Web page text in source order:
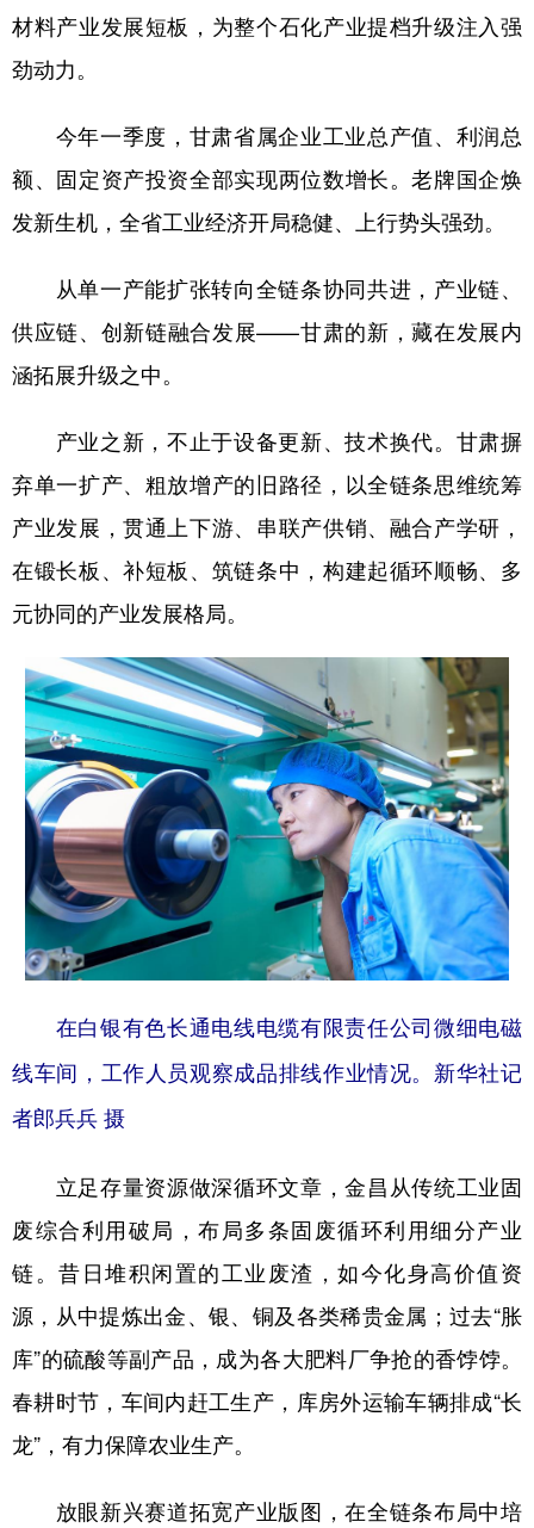
材料产业发展短板，为整个石化产业提档升级注入强
劲动力。
今年一季度，甘肃省属企业工业总产值、利润总
额、固定资产投资全部实现两位数增长。老牌国企焕
发新生机，全省工业经济开局稳健、上行势头强劲。
从单一产能扩张转向全链条协同共进，产业链、
供应链、创新链融合发展——甘肃的新，藏在发展内
涵拓展升级之中。
产业之新，不止于设备更新、技术换代。甘肃摒
弃单一扩产、粗放增产的旧路径，以全链条思维统筹
产业发展，贯通上下游、串联产供销、融合产学研，
在锻长板、补短板、筑链条中，构建起循环顺畅、多
元协同的产业发展格局。
在白银有色长通电线电缆有限责任公司微细电磁
线车间，工作人员观察成品排线作业情况。新华社记
者郎兵兵 摄
立足存量资源做深循环文章，金昌从传统工业固
废综合利用破局，布局多条固废循环利用细分产业
链。昔日堆积闲置的工业废渣，如今化身高价值资
源，从中提炼出金、银、铜及各类稀贵金属；过去“胀
库”的硫酸等副产品，成为各大肥料厂争抢的香饽饽。
春耕时节，车间内赶工生产，库房外运输车辆排成“长
龙”，有力保障农业生产。
放眼新兴赛道拓宽产业版图，在全链条布局中培